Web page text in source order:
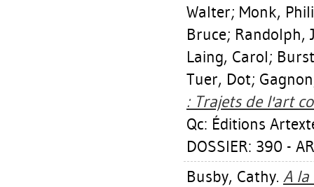
Walter; Monk,
Bruce; Randolph,
Laing, Carol;
Tuer, Dot;
: Trajets de l'art
Qc: Éditions
DOSSIER: 390 -
Busby, Cathy. A la